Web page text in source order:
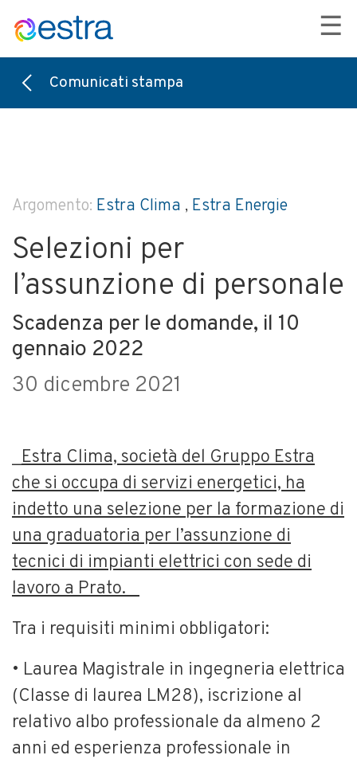
☰
Comunicati stampa
Argomento: Estra Clima , Estra Energie
Selezioni per
l’assunzione di personale
Scadenza per le domande, il 10
gennaio 2022
30 dicembre 2021
_Estra Clima, società del Gruppo Estra
che si occupa di servizi energetici, ha
indetto una selezione per la formazione di
una graduatoria per l’assunzione di
tecnici di impianti elettrici con sede di
lavoro a Prato. _
Tra i requisiti minimi obbligatori:
• Laurea Magistrale in ingegneria elettrica
(Classe di laurea LM28), iscrizione al
relativo albo professionale da almeno 2
anni ed esperienza professionale in